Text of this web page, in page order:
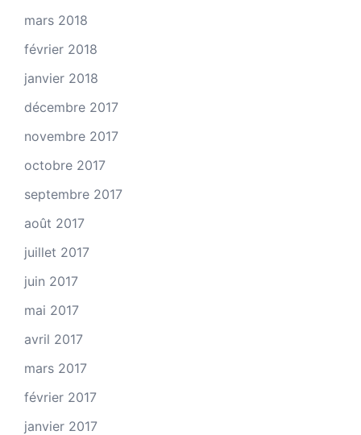
mars 2018
février 2018
janvier 2018
décembre 2017
novembre 2017
octobre 2017
septembre 2017
août 2017
juillet 2017
juin 2017
mai 2017
avril 2017
mars 2017
février 2017
janvier 2017